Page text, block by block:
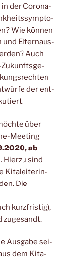
der Coro­na-
Wie kön­nen
und Eltern­aus­
Auch
Zukunfts­ge­
der ent­
über
Mee­ting
ab
Hier­zu sind
Kita­lei­te­rin­
Die
kurz­fris­tig),
zugesandt.
Aus­ga­be sei­
dem Kita-